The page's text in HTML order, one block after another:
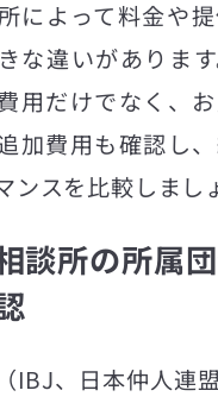
によって料金や
な違いがありま
用だけでなく、
加費用も確認し
ンスを比較しまし
談所の所属
IBJ、日本仲人連